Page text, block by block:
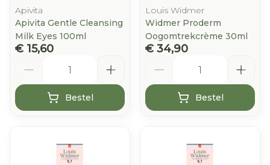
Apivita
Apivita Gentle Cleansing
Milk Eyes 100ml
€ 15,60
Bestel
Louis Widmer
Widmer Proderm
Oogomtrekcrème 30ml
€ 34,90
Bestel